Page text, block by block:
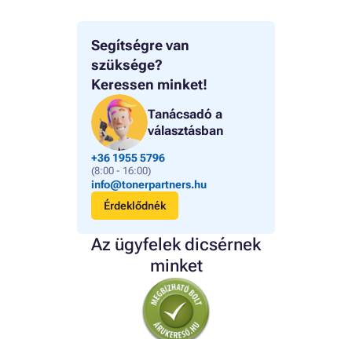
Segítségre van
szüksége?
Keressen minket!
Tanácsadó a
választásban
+36 1955 5796
(8:00 - 16:00)
info@tonerpartners.hu
Érdeklődnék
Az ügyfelek dicsérnek
minket